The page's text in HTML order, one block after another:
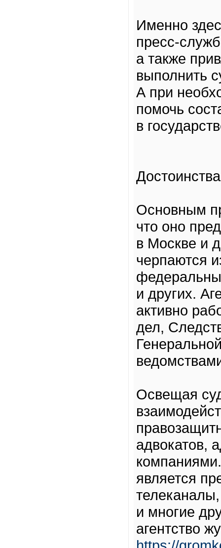
Именно
пресс-
а также
выполнить
А при
помочь
в
Основным
что оно
в Москве и
черпаются
и других.
активно
дел,
Освещая
адвокатов,
является
и многие
агентство